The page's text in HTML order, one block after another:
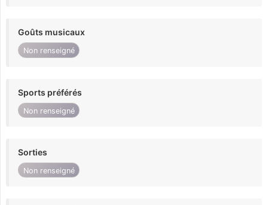
Goûts musicaux
Non renseigné
Sports préférés
Non renseigné
Sorties
Non renseigné